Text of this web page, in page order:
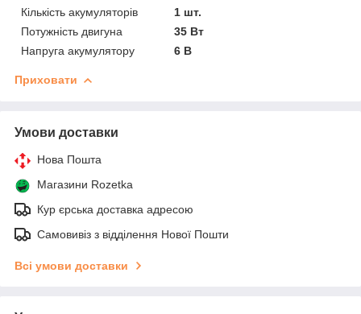
Кількість акумуляторів
1 шт.
Потужність двигуна
35 Вт
Напруга акумулятору
6 В
Приховати
Умови доставки
Нова Пошта
Магазини Rozetka
Кур єрська доставка адресою
Самовивіз з відділення Нової Пошти
Всі умови доставки